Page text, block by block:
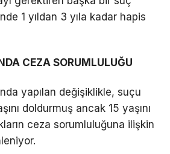
1 yıldan 3 yıla kadar hapis
CEZA SORUMLULUĞU
yapılan değişiklikle, suçu
doldurmuş ancak 15 yaşını
ceza sorumluluğuna ilişkin